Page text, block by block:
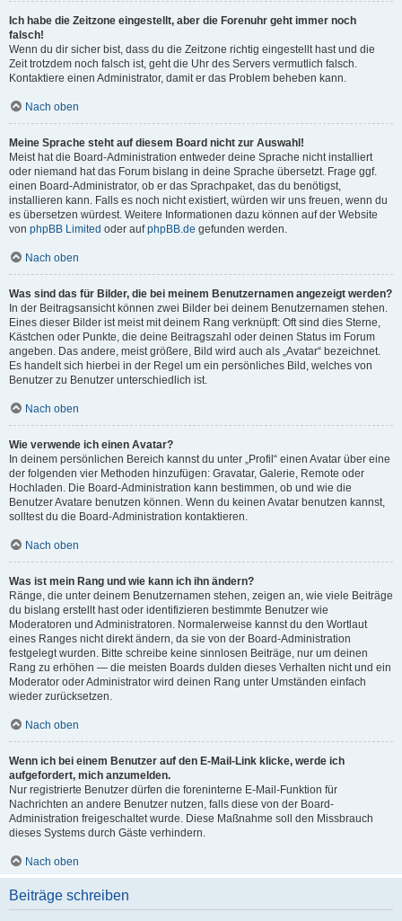
Ich habe die Zeitzone eingestellt, aber die Forenuhr geht immer noch
falsch!
Wenn du dir sicher bist, dass du die Zeitzone richtig eingestellt hast und die
Zeit trotzdem noch falsch ist, geht die Uhr des Servers vermutlich falsch.
Kontaktiere einen Administrator, damit er das Problem beheben kann.
Nach oben
Meine Sprache steht auf diesem Board nicht zur Auswahl!
Meist hat die Board-Administration entweder deine Sprache nicht installiert
oder niemand hat das Forum bislang in deine Sprache übersetzt. Frage ggf.
einen Board-Administrator, ob er das Sprachpaket, das du benötigst,
installieren kann. Falls es noch nicht existiert, würden wir uns freuen, wenn du
es übersetzen würdest. Weitere Informationen dazu können auf der Website
von phpBB Limited oder aufphpBB.de gefunden werden.
Nach oben
Was sind das für Bilder, die bei meinem Benutzernamen angezeigt werden?
In der Beitragsansicht können zwei Bilder bei deinem Benutzernamen stehen.
Eines dieser Bilder ist meist mit deinem Rang verknüpft: Oft sind dies Sterne,
Kästchen oder Punkte, die deine Beitragszahl oder deinen Status im Forum
angeben. Das andere, meist größere, Bild wird auch als „Avatar“ bezeichnet.
Es handelt sich hierbei in der Regel um ein persönliches Bild, welches von
Benutzer zu Benutzer unterschiedlich ist.
Nach oben
Wie verwende ich einen Avatar?
In deinem persönlichen Bereich kannst du unter „Profil“ einen Avatar über eine
der folgenden vier Methoden hinzufügen: Gravatar, Galerie, Remote oder
Hochladen. Die Board-Administration kann bestimmen, ob und wie die
Benutzer Avatare benutzen können. Wenn du keinen Avatar benutzen kannst,
solltest du die Board-Administration kontaktieren.
Nach oben
Was ist mein Rang und wie kann ich ihn ändern?
Ränge, die unter deinem Benutzernamen stehen, zeigen an, wie viele Beiträge
du bislang erstellt hast oder identifizieren bestimmte Benutzer wie
Moderatoren und Administratoren. Normalerweise kannst du den Wortlaut
eines Ranges nicht direkt ändern, da sie von der Board-Administration
festgelegt wurden. Bitte schreibe keine sinnlosen Beiträge, nur um deinen
Rang zu erhöhen — die meisten Boards dulden dieses Verhalten nicht und ein
Moderator oder Administrator wird deinen Rang unter Umständen einfach
wieder zurücksetzen.
Nach oben
Wenn ich bei einem Benutzer auf den E-Mail-Link klicke, werde ich
aufgefordert, mich anzumelden.
Nur registrierte Benutzer dürfen die foreninterne E-Mail-Funktion für
Nachrichten an andere Benutzer nutzen, falls diese von der Board-
Administration freigeschaltet wurde. Diese Maßnahme soll den Missbrauch
dieses Systems durch Gäste verhindern.
Nach oben
Beiträge schreiben